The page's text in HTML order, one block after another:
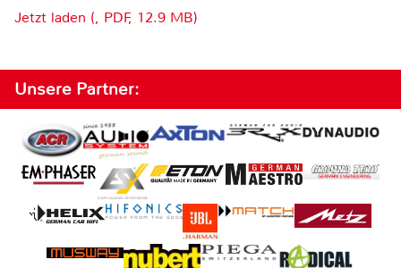
Jetzt laden (, PDF, 12.9 MB)
Unsere Partner: